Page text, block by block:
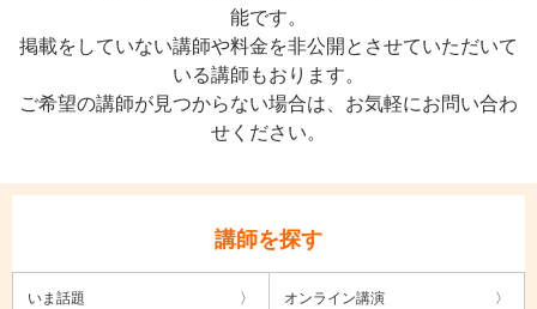
能です。
掲載をしていない講師や料金を非公開とさせていただいて
いる講師もおります。
ご希望の講師が見つからない場合は、お気軽にお問い合わ
せください。
講師を探す
いま話題 オンライン講演